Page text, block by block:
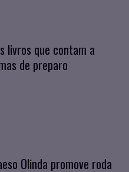
livros que contam a
de preparo
Olinda promove roda